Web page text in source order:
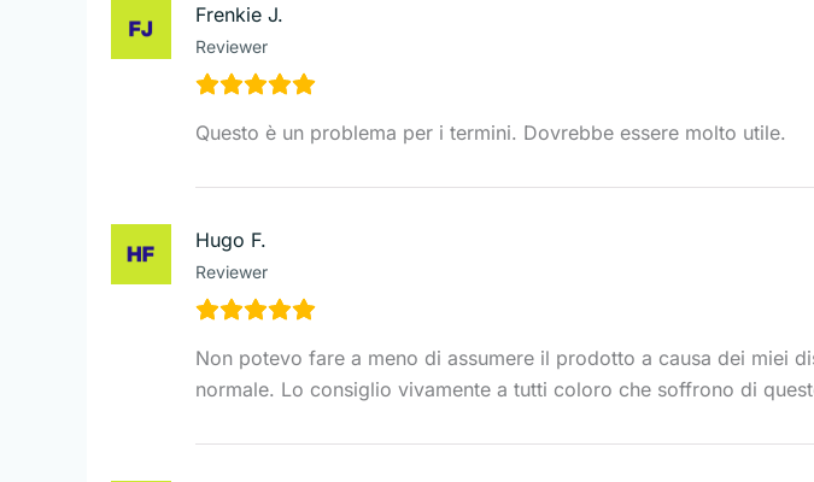
Frenkie J.
Reviewer
Questo è un problema per i termini. Dovrebbe essere molto utile.
Hugo F.
Reviewer
Non potevo fare a meno di assumere il prodotto a causa dei miei
normale. Lo consiglio vivamente a tutti coloro che soffrono di